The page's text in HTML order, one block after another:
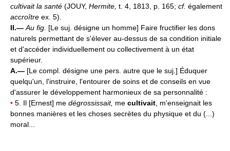
cultivait la santé (JOUY, Hermite, t. 4, 1813, p. 165; cf. également
accroître ex. 5).
II.— Au fig. [Le suj. désigne un homme] Faire fructifier les dons
naturels permettant de s'élever au-dessus de sa condition initiale
et d'accéder individuellement ou collectivement à un état
supérieur.
A.— [Le compl. désigne une pers. autre que le suj.] Éduquer
quelqu'un, l'instruire, l'entourer de soins et de conseils en vue
d'assurer le développement harmonieux de sa personnalité :
• 5. Il [Ernest] me dégrossissait, me cultivait , m'enseignait les
bonnes manières et les choses secrètes du physique et du (...)
moral...